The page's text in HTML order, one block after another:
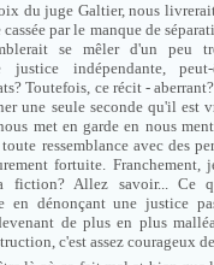
du juge Galtier, nous
par le manque de
se mêler d'un peu
justice indépendante,
Toutefois, ce récit -
une seule seconde qu'il est
met en garde en nous
ressemblance avec des
fortuite. Franchement,
fiction? Allez savoir... Ce
en dénonçant une justice
de plus en plus
c'est assez courageux